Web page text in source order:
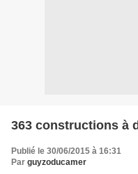
363 constructions à
Publié le 30/06/2015 à 16:31
Par guyzoducamer